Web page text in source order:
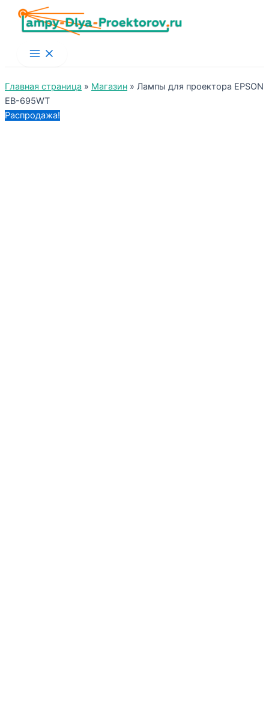
Main
Menu
Главная страница » Магазин » Лампы для проектора EPSON
EB-695WT
Распродажа!